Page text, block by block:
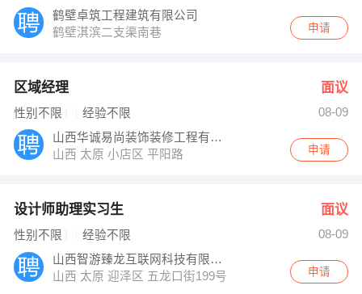
鹤壁卓筑工程建筑有限公司
鹤壁淇滨二支渠南巷
申请
区域经理 面议
性别不限 经验不限
08-09
山西华诚易尚装饰装修工程有限公司
山西 太原 小店区 平阳路
申请
设计师助理实习生 面议
性别不限 经验不限
08-09
山西智游臻龙互联网科技有限公司
山西 太原 迎泽区 五龙口街199号汇大国际品牌总部5号楼
申请